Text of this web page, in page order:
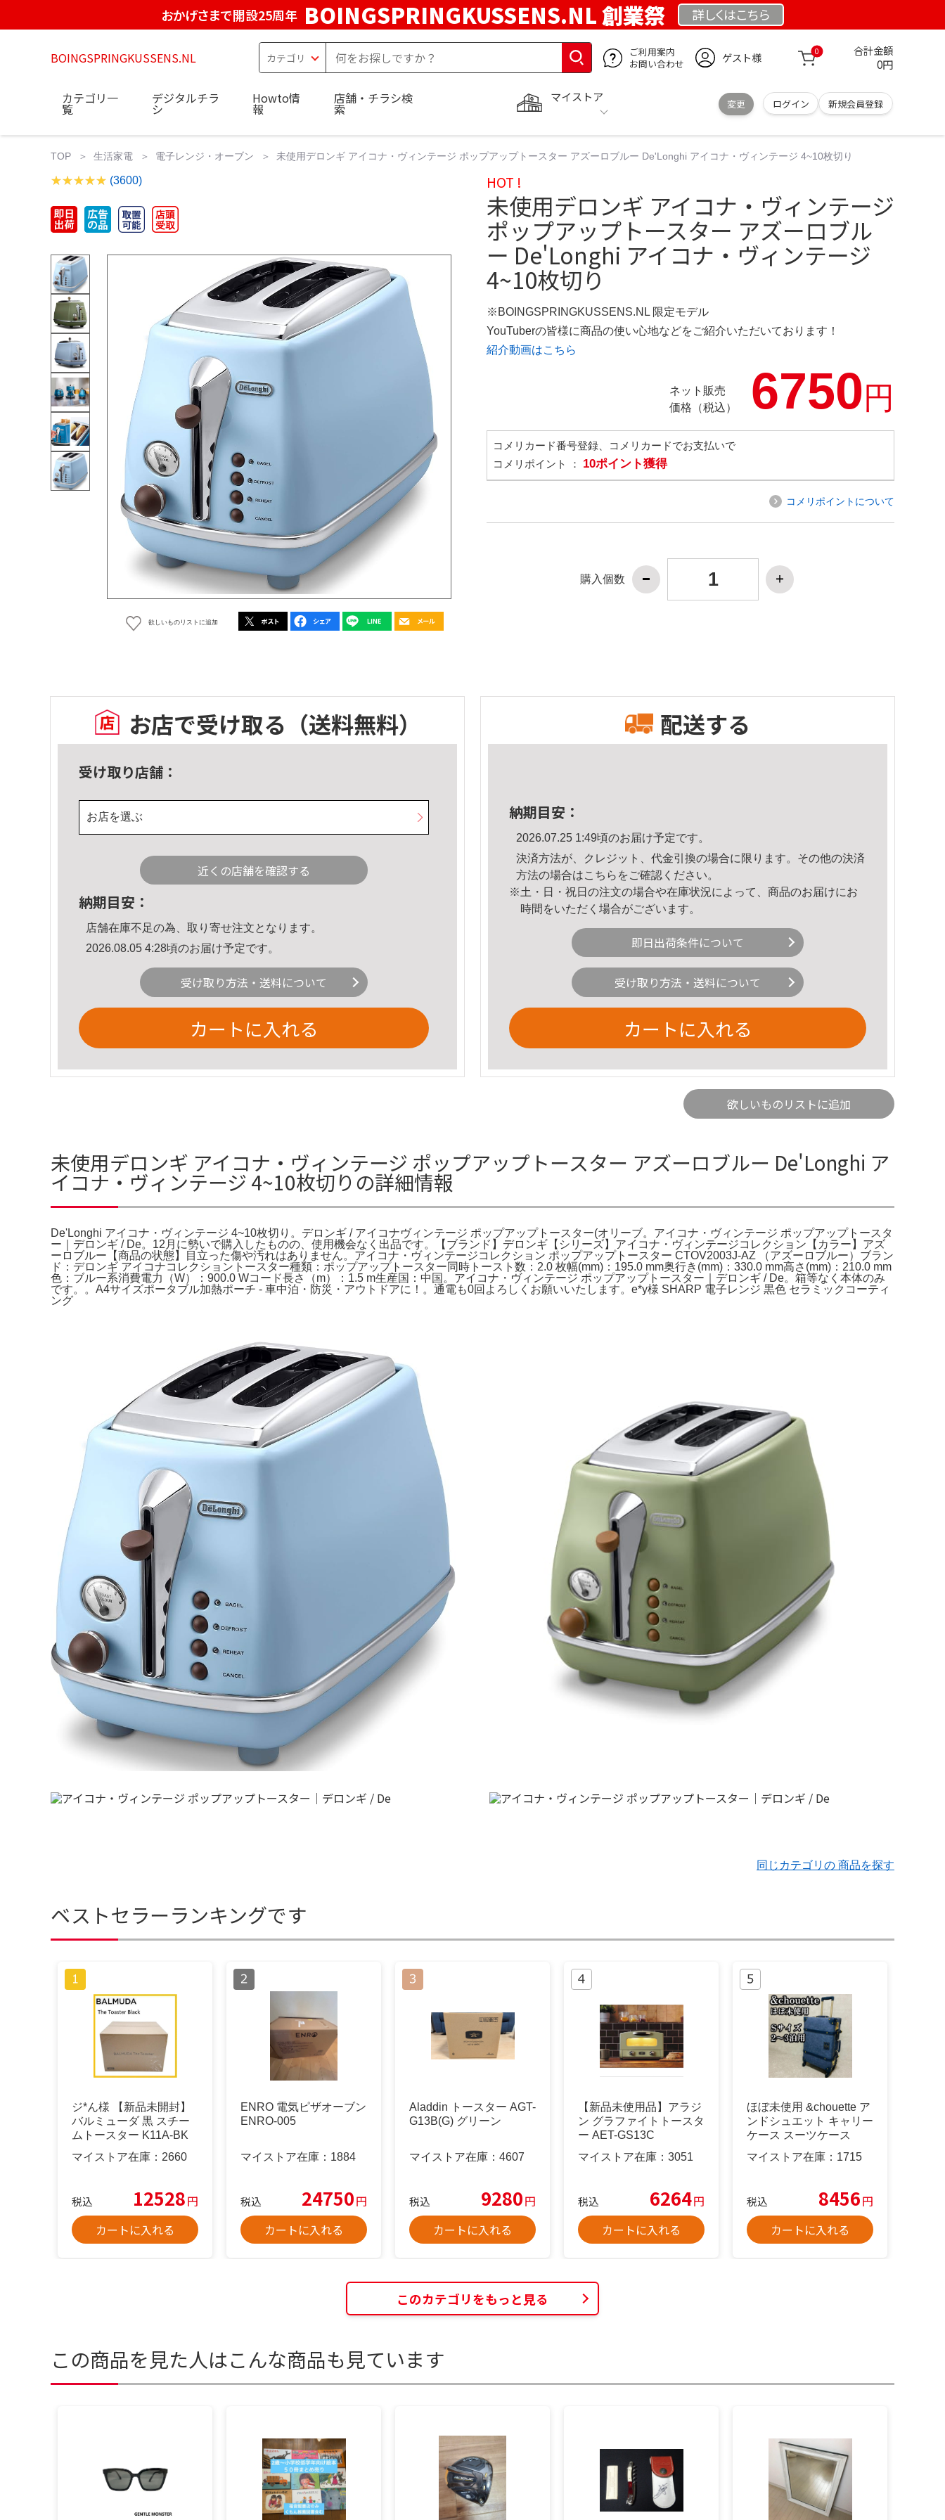
おかげさまで開設25周年 BOINGSPRINGKUSSENS.NL 創業祭 詳しくはこちら
BOINGSPRINGKUSSENS.NL
ご利用案内
お問い合わせ
ゲスト様 0 合計金額
0円
マイストア
変更 ログイン 新規会員登録
カテゴリ一
覧
デジタルチラ
シ
Howto情
報
店舗・チラシ検
索
TOP 生活家電 電子レンジ・オーブン 未使用デロンギ アイコナ・ヴィンテージ ポップアップトースター アズーロブルー De'Longhi アイコナ・ヴィンテージ 4~10枚切り
(3600)
欲しいものリストに追加
HOT !
未使用デロンギ アイコナ・ヴィンテージ
ポップアップトースター アズーロブル
ー De'Longhi アイコナ・ヴィンテージ
4~10枚切り
※BOINGSPRINGKUSSENS.NL 限定モデル
YouTuberの皆様に商品の使い心地などをご紹介いただいております！
紹介動画はこちら
ネット販売
価格（税込）
6750円
コメリカード番号登録、コメリカードでお支払いで
コメリポイント ： 10ポイント獲得
コメリポイントについて
購入個数
お店で受け取る （送料無料）
受け取り店舗：
お店を選ぶ
近くの店舗を確認する
納期目安：
店舗在庫不足の為、取り寄せ注文となります。
2026.08.05 4:28頃のお届け予定です。
受け取り方法・送料について
カートに入れる
配送する
納期目安：
2026.07.25 1:49頃のお届け予定です。
決済方法が、クレジット、代金引換の場合に限ります。その他の決済
方法の場合はこちら をご確認ください。
※土・日・祝日の注文の場合や在庫状況によって、商品のお届けにお
時間をいただく場合がございます。
即日出荷条件について
受け取り方法・送料について
カートに入れる
欲しいものリストに追加
未使用デロンギ アイコナ・ヴィンテージ ポップアップトースター アズーロブルー De'Longhi ア
イコナ・ヴィンテージ 4~10枚切りの詳細情報
De'Longhi アイコナ・ヴィンテージ 4~10枚切り。デロンギ / アイコナヴィンテージ ポップアップトースター(オリーブ。アイコナ・ヴィンテージ ポップアップトースタ
ー｜デロンギ / De。12月に勢いで購入したものの、使用機会なく出品です。【ブランド】デロンギ【シリーズ】アイコナ・ヴィンテージコレクション【カラー】アズ
ーロブルー【商品の状態】目立った傷や汚れはありません。アイコナ・ヴィンテージコレクション ポップアップトースター CTOV2003J-AZ （アズーロブルー）ブラン
ド：デロンギ アイコナコレクショントースター種類：ポップアップトースター同時トースト数：2.0 枚幅(mm)：195.0 mm奥行き(mm)：330.0 mm高さ(mm)：210.0 mm
色：ブルー系消費電力（W）：900.0 Wコード長さ（m）：1.5 m生産国：中国。アイコナ・ヴィンテージ ポップアップトースター｜デロンギ / De。箱等なく本体のみ
です。。A4サイズポータブル加熱ポーチ - 車中泊・防災・アウトドアに！。通電も0回よろしくお願いいたします。e*y様 SHARP 電子レンジ 黒色 セラミックコーティ
ング
同じカテゴリの 商品を探す
ベストセラーランキングです
ジ*ん様 【新品未開封】
バルミューダ 黒 スチー
ムトースター K11A-BK
マイストア在庫： 2660
税込 12528円
カートに入れる
ENRO 電気ピザオーブン
ENRO-005
マイストア在庫： 1884
税込 24750円
カートに入れる
Aladdin トースター AGT-
G13B(G) グリーン
マイストア在庫： 4607
税込 9280円
カートに入れる
【新品未使用品】アラジ
ン グラファイトトースタ
ー AET-GS13C
マイストア在庫： 3051
税込 6264円
カートに入れる
ほぼ未使用 &chouette ア
ンドシュエット キャリー
ケース スーツケース
マイストア在庫： 1715
税込 8456円
カートに入れる
このカテゴリをもっと見る
この商品を見た人はこんな商品も見ています